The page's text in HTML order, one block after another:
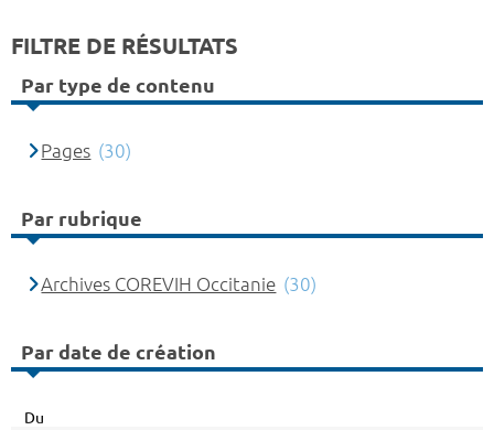
FILTRE DE RÉSULTATS
Par type de contenu
Pages (30)
Par rubrique
Archives COREVIH Occitanie (30)
Par date de création
Du